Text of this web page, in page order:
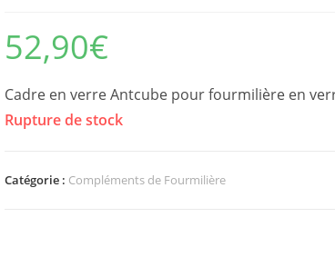
52,90€
Cadre en verre Antcube pour fourmilière en
Rupture de stock
Catégorie : Compléments de Fourmilière